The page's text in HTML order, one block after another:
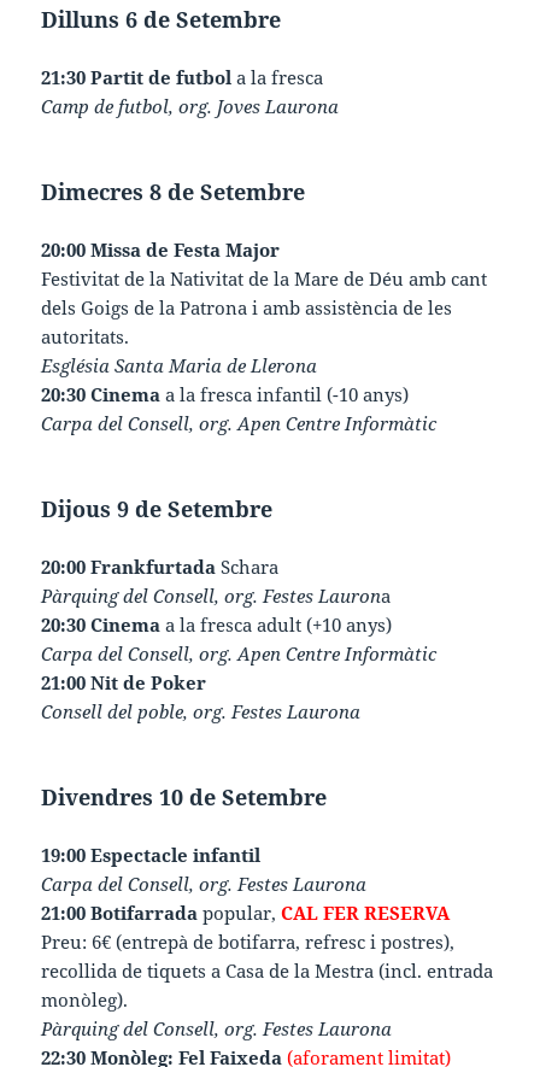
Dilluns 6 de Setembre
21:30 Partit de futbol a la fresca
Camp de futbol, org. Joves Laurona
Dimecres 8 de Setembre
20:00 Missa de Festa Major
Festivitat de la Nativitat de la Mare de Déu amb cant
dels Goigs de la Patrona i amb assistència de les
autoritats.
Església Santa Maria de Llerona
20:30 Cinema a la fresca infantil (-10 anys)
Carpa del Consell, org. Apen Centre Informàtic
Dijous 9 de Setembre
20:00 Frankfurtada Schara
Pàrquing del Consell, org. Festes Laurona
20:30 Cinema a la fresca adult (+10 anys)
Carpa del Consell, org. Apen Centre Informàtic
21:00 Nit de Poker
Consell del poble, org. Festes Laurona
Divendres 10 de Setembre
19:00 Espectacle infantil
Carpa del Consell, org. Festes Laurona
21:00 Botifarrada popular,CAL FER RESERVA
Preu: 6€ (entrepà de botifarra, refresc i postres),
recollida de tiquets a Casa de la Mestra (incl. entrada
monòleg).
Pàrquing del Consell, org. Festes Laurona
22:30 Monòleg: Fel Faixeda (aforament limitat)